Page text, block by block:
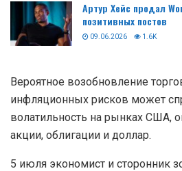
Артур Хейс продал
позитивных постов
09.06.2026 1.6K
Вероятное возобновление
инфляционных рисков может
волатильность на рынках США,
акции, облигации и доллар.
5 июля экономист и сторонник